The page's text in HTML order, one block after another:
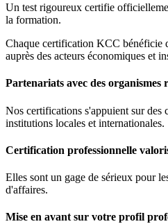
Un test rigoureux certifie
la formation.
Chaque certification KCC bénéficie
auprès des acteurs économiques et
Partenariats avec des organismes
Nos certifications s'appuient sur des
institutions locales et internationales.
Certification professionnelle
Elles sont un gage de sérieux pour
d'affaires.
Mise en avant sur votre profil